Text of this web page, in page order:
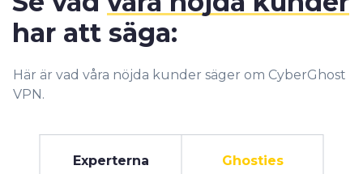
har att säga:
Här är vad våra nöjda kunder säger om CyberGhost
VPN.
Experterna Ghosties